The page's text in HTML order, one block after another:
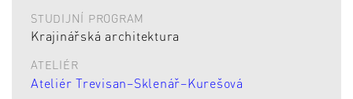
STUDIJNÍ PROGRAM
Krajinářská architektura
ATELIÉR
Ateliér Trevisan–Sklenář–Kurešová